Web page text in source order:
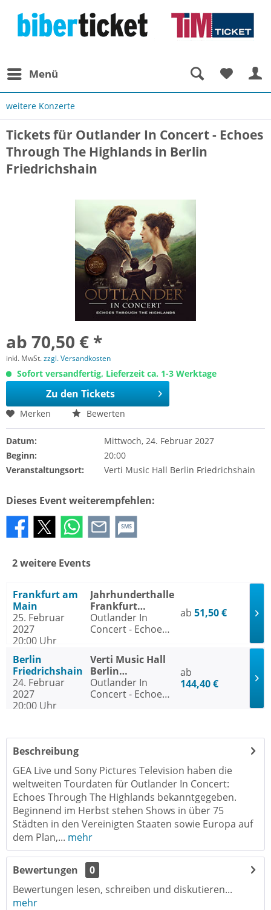
Menü
weitere Konzerte
Tickets für Outlander In Concert - Echoes
Through The Highlands in Berlin
Friedrichshain
ab 70,50 € *
inkl. MwSt.zzgl. Versandkosten
Sofort versandfertig, Lieferzeit ca. 1-3 Werktage
Zu den Tickets
Merken Bewerten
Datum:
Mittwoch, 24. Februar 2027
Beginn:
20:00
Veranstaltungsort:
Verti Music Hall Berlin Friedrichshain
Dieses Event weiterempfehlen:
SMS
2 weitere Events
Frankfurt am
Main
25. Februar
2027
20:00 Uhr
Jahrhunderthalle
Frankfurt
Frankfurt am
Main
Outlander In
Concert - Echoes
Highlands Tour
ab 51,50 €
Berlin
Friedrichshain
24. Februar
2027
20:00 Uhr
Verti Music Hall
Berlin
Friedrichshain
Outlander In
Concert - Echoes
ab
144,40 €
Beschreibung
GEA Live und Sony Pictures Television haben die
weltweiten Tourdaten für Outlander In Concert:
Echoes Through The Highlands bekanntgegeben.
Beginnend im Herbst stehen Shows in über 75
Städten in den Vereinigten Staaten sowie Europa auf
dem Plan,... mehr
Bewertungen
0
Bewertungen lesen, schreiben und diskutieren...
mehr